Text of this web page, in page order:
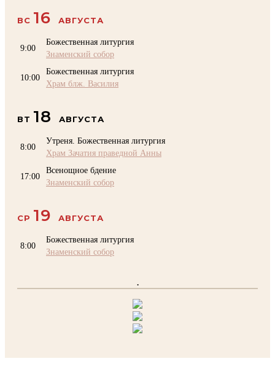
ВС 16 АВГУСТА
9:00
Божественная литургия
Знаменский собор
10:00
Божественная литургия
Храм блж. Василия
ВТ 18 АВГУСТА
8:00
Утреня. Божественная литургия
Храм Зачатия праведной Анны
17:00
Всенощное бдение
Знаменский собор
СР 19 АВГУСТА
8:00
Божественная литургия
Знаменский собор
.